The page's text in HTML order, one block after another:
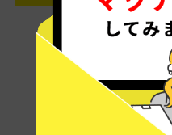
ご利用は
-